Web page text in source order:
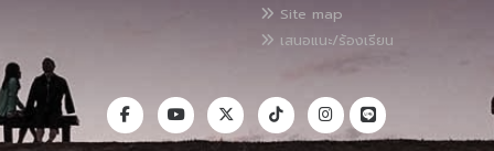
Site map
เสนอแนะ/ร้องเรียน